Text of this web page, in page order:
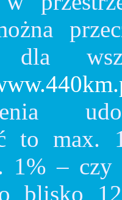
dla
to max.
1% – czy
blisko